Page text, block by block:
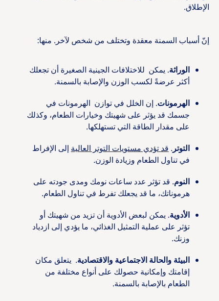
الإطلاق.
إنّ أسباب السمنة معقدة وتختلف من شخص لآخر. منها:
الوراثة. يمكن للاختلافات الجينية الصغيرة أن تجعلك
أكثر عرضةً لكسب الوزن والإصابة بالسمنة.
الهرمونات. إن الخلل في توازن الهرمونات في
جسمك قد يؤثر على شهيتك وخيارات الطعام، وكذلك
على مقدار الطاقة التي تستهلكها.
التوتر. قد تؤدي مستويات التوتر العالية إلى الإفراط
في تناول الطعام وزيادة الوزن.
النوم. قد تؤثر عدد ساعات نومك ومدى جودته على
هرموناتك، ما قد يجعلك تفرط في تناول الطعام.
الأدوية. يمكن لبعض الأدوية أن تزيد من شهيتك أو
تؤثر على عملية التمثيل الغذائي، ما يؤدي إلى ازدياد
وزنك.
البيئة والحالة الاجتماعية والاقتصادية. يتعلق مكان
إقامتك وإمكانية حصولك على أنواع مختلفة من
الطعام بالإصابة بالسمنة.